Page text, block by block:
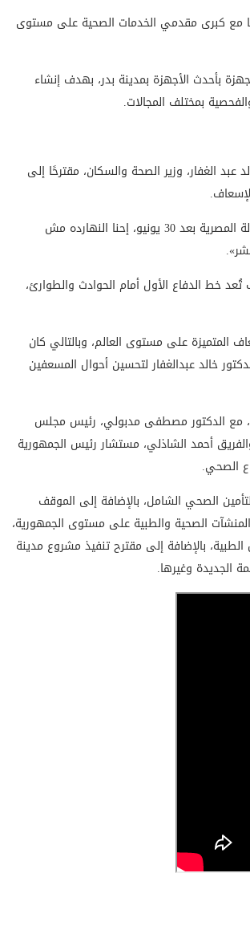
كبرى مقدمي الخدمات الصحية على مستوى
بأحدث الأجهزة بمدينة بدر، بهدف إنشاء
بمختلف المجالات.
الغفار، وزير الصحة والسكان، مقترحًا إلى
وقال: «ده حاجة تانية تؤكد التغيير اللي بيحصل في الدولة المصرية بعد 30 يونيو، إحنا النهارده مش
خط الدفاع الأول أمام الحوادث والطوارئ،
المتميزة على مستوى العالم، وبالتالي كان
خالد عبدالغفار لتحسين أحوال المسعفين
مع الدكتور مصطفى مدبولي، رئيس مجلس
والفريق أحمد الشاذلي، مستشار رئيس الجمهورية
الصحي.
الصحي الشامل، بالإضافة إلى الموقف
الصحية والطبية على مستوى الجمهورية،
بالإضافة إلى مقترح تنفيذ مشروع مدينة
الجديدة وغيرها.